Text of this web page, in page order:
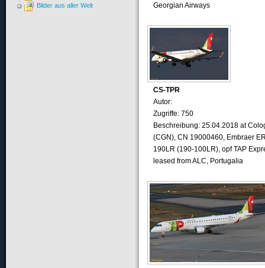
Georgian Airways
CS-TPR
Autor:
Zugriffe: 750
Beschreibung: 25.04.2018 at
(CGN), CN 19000460, Embraer
190LR (190-100LR), opf TAP
leased from ALC, Portugalia
Bilder aus aller Welt